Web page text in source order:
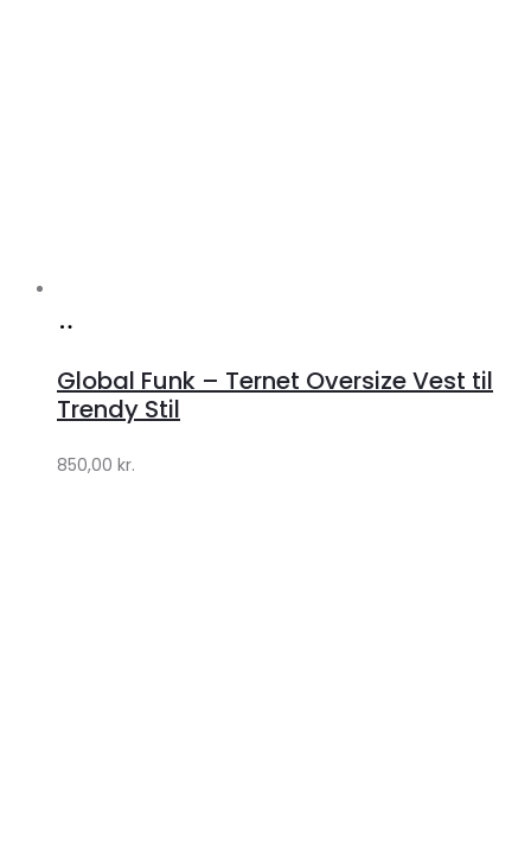
Lykke
Lykke
Global Funk – Ternet Oversize Vest til
Trendy Stil
850,00 kr.